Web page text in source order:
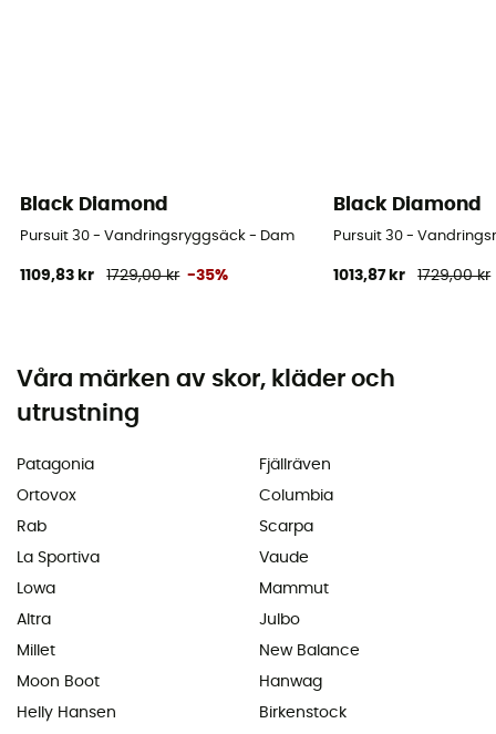
Black Diamond
Pursuit 30 - Vandringsryggsäck - Dam
1109,83 kr 1729,00 kr -35%
Black Diamond
Pursuit 30 -
1013,87 kr 1729,00 kr
Våra märken av skor, kläder och
utrustning
Patagonia
Ortovox
Rab
La Sportiva
Lowa
Altra
Millet
Moon Boot
Helly Hansen
Fjällräven
Columbia
Scarpa
Vaude
Mammut
Julbo
New Balance
Hanwag
Birkenstock